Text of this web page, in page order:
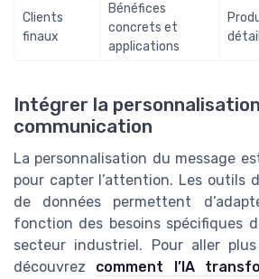
Clients
finaux
Bénéfices
concrets et
applications
Intégrer la
communication
La personnalisation du message
pour capter l’attention. Les outils
de données permettent
fonction des besoins spécifiques
secteur industriel. Pour aller
découvrez comment l’IA